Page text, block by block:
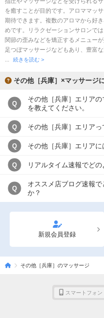
を癒すことが目的です。アロママッ
期待できます。複数のアロマから好
めです。リラクゼーションサロンで
関節の歪みなどを矯正するメニュー
足つぼマッサージなどもあり、豊富
...
続きを読む >
その他［兵庫］×マッサージ
Q
その他［兵庫］エリア
を教えてください。
Q その他［兵庫］エリアっ
Q その他［兵庫］エリア
Q リアルタイム速報でど
Q
オススメ店ブログ速報
か？
新規会員登録
その他［兵庫］のマッサージ
スマートフォン